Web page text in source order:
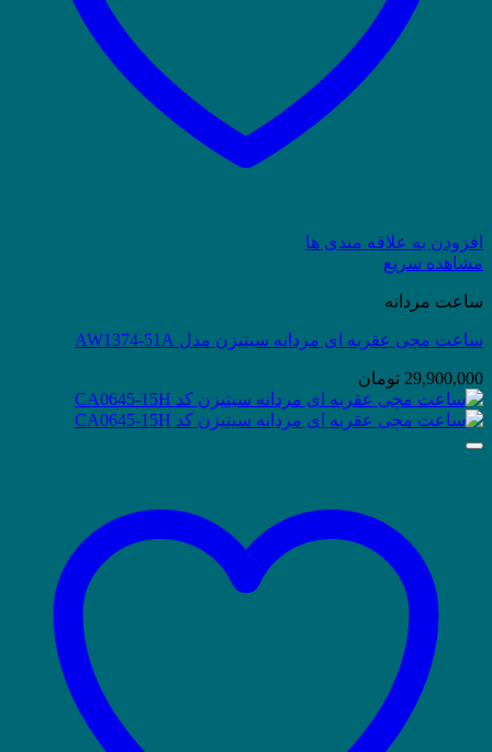
افزودن به علاقه مندی ها
مشاهده سریع
ساعت مردانه
ساعت مچی عقربه ای مردانه سیتیزن مدل AW1374-51A
29,900,000 تومان